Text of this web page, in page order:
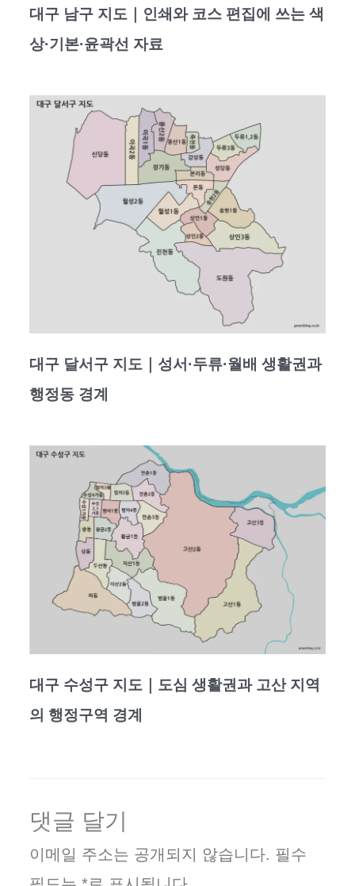
대구 남구 지도｜인쇄와 코스 편집에 쓰는 색
상·기본·윤곽선 자료
대구 달서구 지도｜성서·두류·월배 생활권과
행정동 경계
대구 수성구 지도｜도심 생활권과 고산 지역
의 행정구역 경계
댓글 달기
이메일 주소는 공개되지 않습니다. 필수